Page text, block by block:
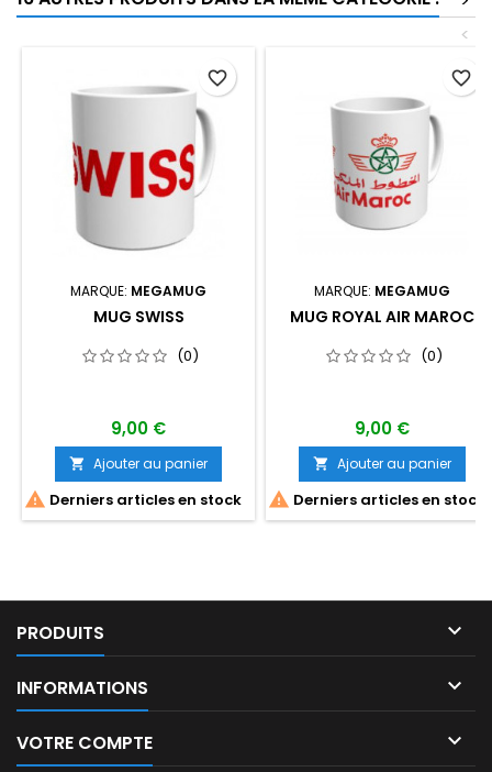
<
MARQUE: MEGAMUG
MUG SWISS
(0)
9,00 €
 Ajouter au panier
 Derniers articles en stock
favorite_border
MARQUE: MEGAMUG
MUG ROYAL AIR MAROC
(0)
9,00 €
 Ajouter au panier
 Derniers articles en stock
favorite_border
PRODUITS 
INFORMATIONS 
VOTRE COMPTE 